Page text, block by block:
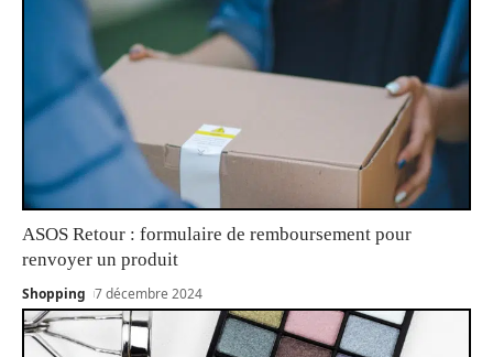
ASOS Retour : formulaire de remboursement pour
renvoyer un produit
Shopping 7 décembre 2024